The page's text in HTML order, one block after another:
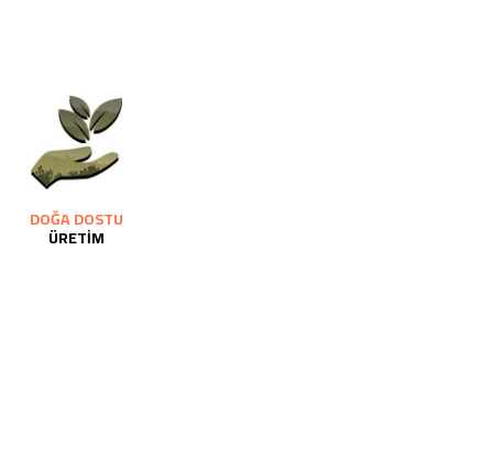
DOĞA DOSTU
ÜRETİM